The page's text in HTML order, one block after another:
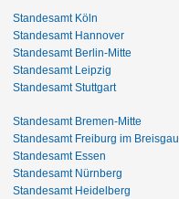
Standesamt Köln
Standesamt Hannover
Standesamt Berlin-Mitte
Standesamt Leipzig
Standesamt Stuttgart
Standesamt Bremen-Mitte
Standesamt Freiburg im Breisgau
Standesamt Essen
Standesamt Nürnberg
Standesamt Heidelberg